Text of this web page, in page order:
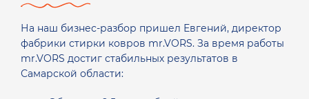
На наш бизнес-разбор пришел Евгений, директор
фабрики стирки ковров mr.VORS. За время работы
mr.VORS достиг стабильных результатов в
Самарской области: